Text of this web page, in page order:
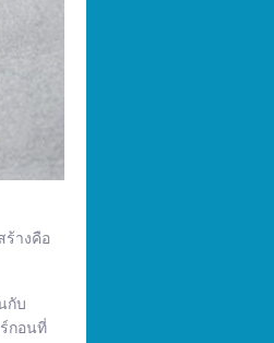
ร้างคือ
กับ
กอนที่